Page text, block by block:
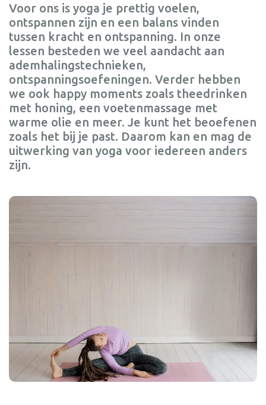
Voor ons is yoga je prettig voelen,
ontspannen zijn en een balans vinden
tussen kracht en ontspanning. In onze
lessen besteden we veel aandacht aan
ademhalingstechnieken,
ontspanningsoefeningen. Verder hebben
we ook happy moments zoals theedrinken
met honing, een voetenmassage met
warme olie en meer. Je kunt het beoefenen
zoals het bij je past. Daarom kan en mag de
uitwerking van yoga voor iedereen anders
zijn.